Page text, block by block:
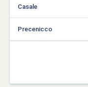
Casale
Precenicco